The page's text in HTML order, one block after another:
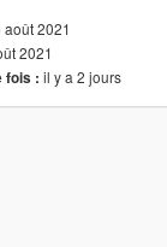
août 2021
2021
fois : il y a 2 jours